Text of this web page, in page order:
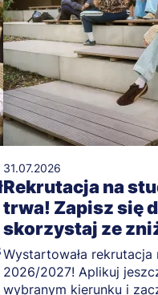
31.07.2026
Rekrutacja na
trwa! Zapisz się
skorzystaj ze
Wystartowała
2026/2027! Aplikuj
wybranym kierunku i